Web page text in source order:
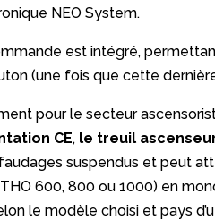
NEO System.
est intégré,
(une fois que cette
pour le secteur
CE, le treuil ascenseur
suspendus et peut
600, 800 ou 1000) en
le modèle choisi et pays